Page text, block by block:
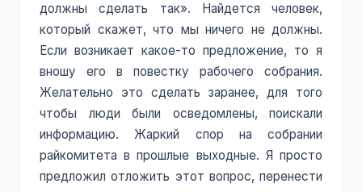
должны сделать так». Найдется человек,
который скажет, что мы ничего не должны.
Если возникает какое-то предложение, то я
вношу его в повестку рабочего собрания.
Желательно это сделать заранее, для того
чтобы люди были осведомлены, поискали
информацию. Жаркий спор на собрании
райкомитета в прошлые выходные. Я просто
предложил отложить этот вопрос, перенести